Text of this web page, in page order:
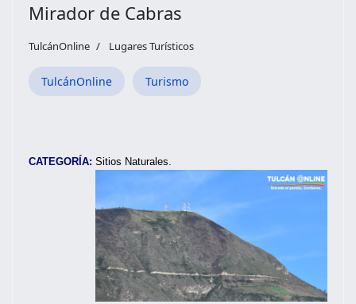
Mirador de Cabras
TulcánOnline Lugares Turísticos
TulcánOnline Turismo
CATEGORÍA: Sitios Naturales.